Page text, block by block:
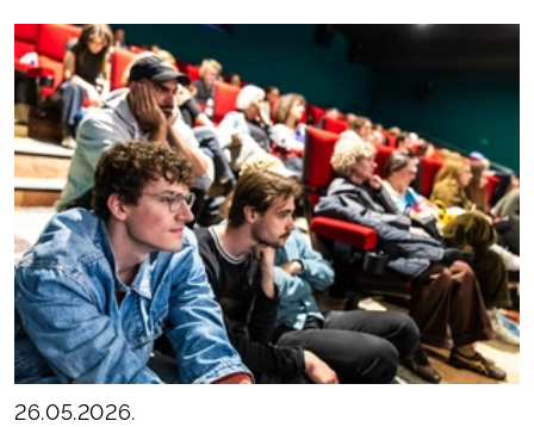
26.05.2026.